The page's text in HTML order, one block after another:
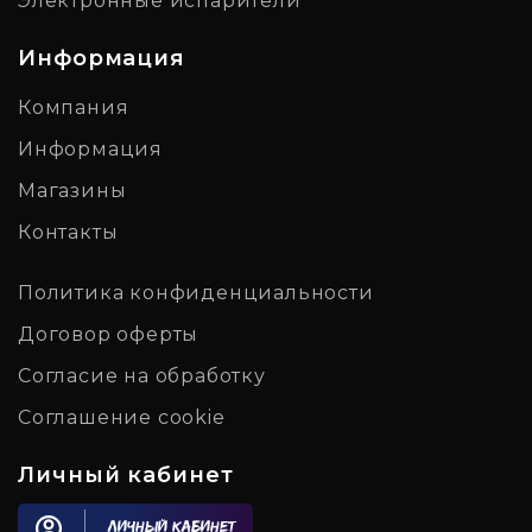
Информация
Компания
Информация
Магазины
Контакты
Политика конфиденциальности
Договор оферты
Согласие на обработку
Соглашение cookie
Личный кабинет
Личный кабинет